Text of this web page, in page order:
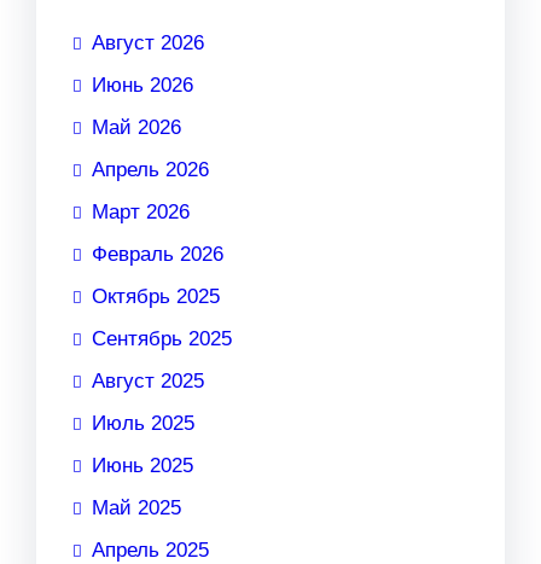
Август 2026
Июнь 2026
Май 2026
Апрель 2026
Март 2026
Февраль 2026
Октябрь 2025
Сентябрь 2025
Август 2025
Июль 2025
Июнь 2025
Май 2025
Апрель 2025